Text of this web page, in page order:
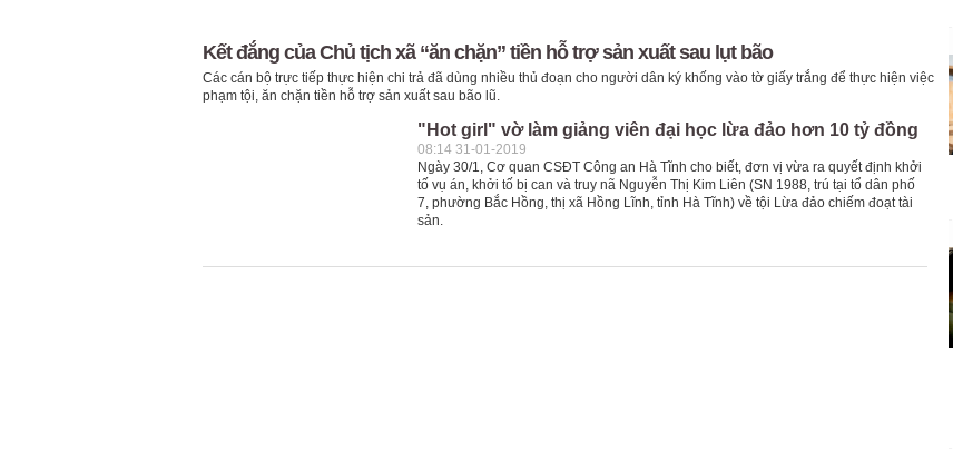
Kết đắng của Chủ tịch xã “ăn chặn” tiền hỗ trợ sản xuất sau lụt bão
Các cán bộ trực tiếp thực hiện chi trả đã dùng nhiều thủ đoạn cho người dân ký khống vào tờ giấy trắng để thực hiện việc
phạm tội, ăn chặn tiền hỗ trợ sản xuất sau bão lũ.
"Hot girl" vờ làm giảng viên đại học lừa đảo hơn 10 tỷ đồng
08:14 31-01-2019
Ngày 30/1, Cơ quan CSĐT Công an Hà Tĩnh cho biết, đơn vị vừa ra quyết định khởi
tố vụ án, khởi tố bị can và truy nã Nguyễn Thị Kim Liên (SN 1988, trú tại tổ dân phố
7, phường Bắc Hồng, thị xã Hồng Lĩnh, tỉnh Hà Tĩnh) về tội Lừa đảo chiếm đoạt tài
sản.